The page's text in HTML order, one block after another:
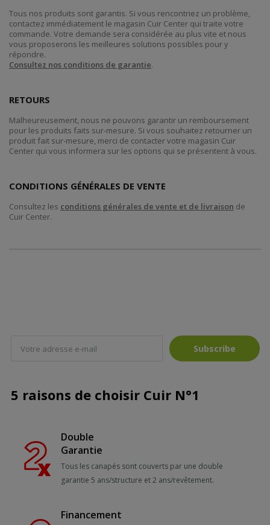
Tous nos produits sont garantis. Si vous rencontriez un problème,
contactez immédiatement le magasin Cuir Center qui traite votre
commande. Votre demande sera considérée au plus vite et nous
vous proposerons les meilleures solutions possibles pour y
répondre.
Consultez nos conditions de garantie.
RETOURS
Malheureusement, nous ne pouvons garantir un remboursement
pour les produits faits sur-mesure. Si vous souhaitez retourner un
produit fait sur-mesure, merci de contacter votre magasin Cuir
Center qui vous informera sur les options qui se présentent à vous.
CONDITIONS GÉNÉRALES DE VENTE
Consultez les conditions générales de vente et de livraison de
Cuir Center.
Subscribe
5 raisons de choisir Cuir N°1
Double
Garantie
Tous les canapés sont couverts par une double
garantie 5 ans/structure et 2 ans/revêtement.
Financement